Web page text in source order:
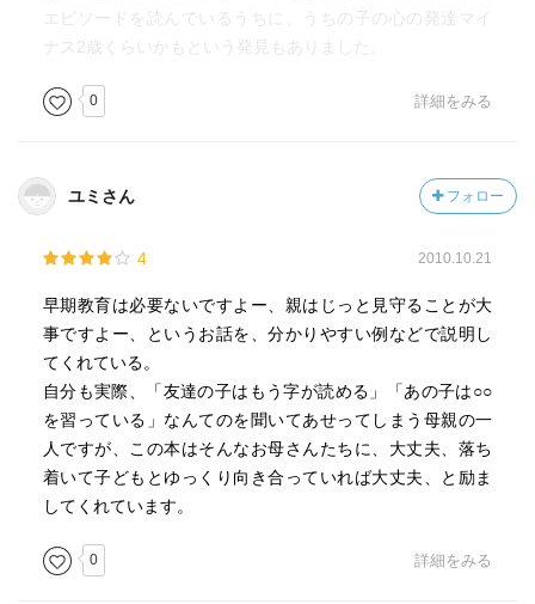
エピソードを読んでいるうちに、うちの子の心の発達マイ
ナス2歳くらいかもという発見もありました。
0 詳細をみる
ユミさん フォロー
4 2010.10.21
早期教育は必要ないですよー、親はじっと見守ることが大
事ですよー、というお話を、分かりやすい例などで説明し
てくれている。
自分も実際、「友達の子はもう字が読める」「あの子は○○
を習っている」なんてのを聞いてあせってしまう母親の一
人ですが、この本はそんなお母さんたちに、大丈夫、落ち
着いて子どもとゆっくり向き合っていれば大丈夫、と励ま
してくれています。
0 詳細をみる